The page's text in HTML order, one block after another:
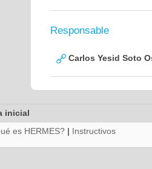
Responsable
Carlos Yesid Soto
inicial
es HERMES? | Instructivos